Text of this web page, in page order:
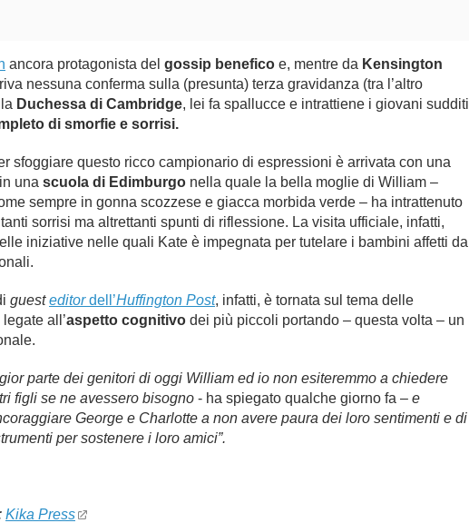
ancora protagonista del gossip benefico e, mentre da Kensington
nessuna conferma sulla (presunta) terza gravidanza (tra l’altro
Duchessa di Cambridge, lei fa spallucce e intrattiene i giovani sudditi
di smorfie e sorrisi.
sfoggiare questo ricco campionario di espressioni è arrivata con una
una scuola di Edimburgo nella quale la bella moglie di William –
sempre in gonna scozzese e giacca morbida verde – ha intrattenuto
sorrisi ma altrettanti spunti di riflessione. La visita ufficiale, infatti,
iniziative nelle quali Kate è impegnata per tutelare i bambini affetti da
guest editordell’Huffington Post, infatti, è tornata sul tema delle
all’aspetto cognitivo dei più piccoli portando – questa volta – un
parte dei genitori di oggi William ed io non esiteremmo a chiedere
figli se ne avessero bisogno - ha spiegato qualche giorno fa – e
George e Charlotte a non avere paura dei loro sentimenti e di
per sostenere i loro amici”.
Kika Press